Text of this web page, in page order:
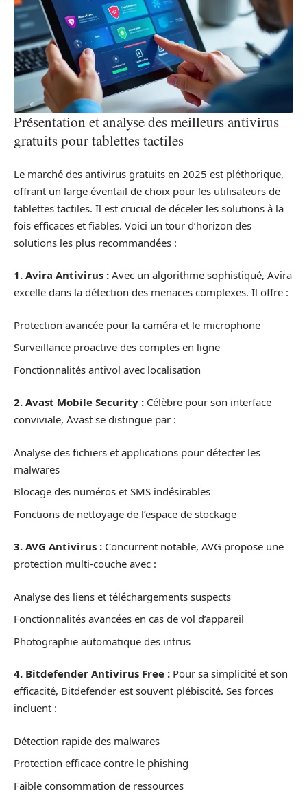
Présentation et analyse des meilleurs antivirus
gratuits pour tablettes tactiles
Le marché des antivirus gratuits en 2025 est pléthorique,
offrant un large éventail de choix pour les utilisateurs de
tablettes tactiles. Il est crucial de déceler les solutions à la
fois efficaces et fiables. Voici un tour d’horizon des
solutions les plus recommandées :
1. Avira Antivirus : Avec un algorithme sophistiqué, Avira
excelle dans la détection des menaces complexes. Il offre :
Protection avancée pour la caméra et le microphone
Surveillance proactive des comptes en ligne
Fonctionnalités antivol avec localisation
2. Avast Mobile Security : Célèbre pour son interface
conviviale, Avast se distingue par :
Analyse des fichiers et applications pour détecter les
malwares
Blocage des numéros et SMS indésirables
Fonctions de nettoyage de l’espace de stockage
3. AVG Antivirus : Concurrent notable, AVG propose une
protection multi-couche avec :
Analyse des liens et téléchargements suspects
Fonctionnalités avancées en cas de vol d’appareil
Photographie automatique des intrus
4. Bitdefender Antivirus Free : Pour sa simplicité et son
efficacité, Bitdefender est souvent plébiscité. Ses forces
incluent :
Détection rapide des malwares
Protection efficace contre le phishing
Faible consommation de ressources